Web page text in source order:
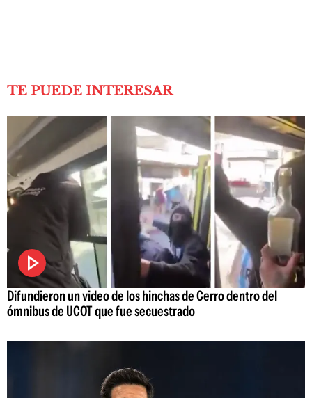
TE PUEDE INTERESAR
Difundieron un video de los hinchas de Cerro dentro del
ómnibus de UCOT que fue secuestrado